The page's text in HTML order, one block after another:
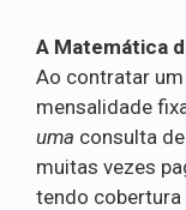
A Matemática
Ao contratar um
mensalidade
uma consulta
muitas vezes
tendo cobertura